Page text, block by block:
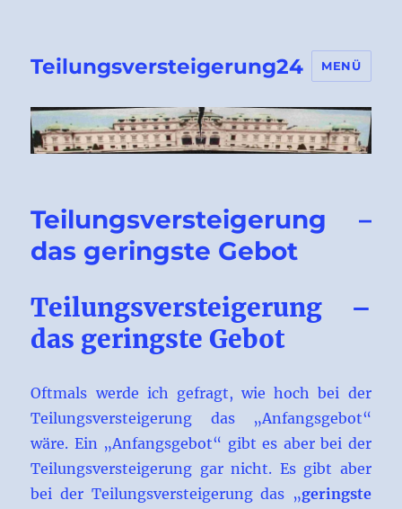
Teilungsversteigerung24 MENÜ
Teilungsversteigerung –
das geringste Gebot
Teilungsversteigerung –
das geringste Gebot
Oftmals werde ich gefragt, wie hoch bei der
Teilungsversteigerung das „Anfangsgebot“
wäre. Ein „Anfangsgebot“ gibt es aber bei der
Teilungsversteigerung gar nicht. Es gibt aber
bei der Teilungsversteigerung das „geringste